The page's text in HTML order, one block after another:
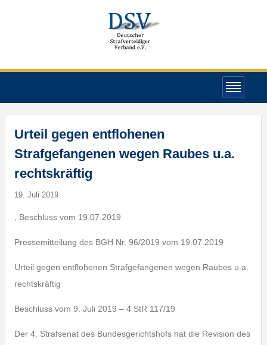
Urteil gegen entflohenen
Strafgefangenen wegen Raubes u.a.
rechtskräftig
19. Juli 2019
, Beschluss vom 19.07.2019
Pressemitteilung des BGH Nr. 96/2019 vom 19.07.2019
Urteil gegen entflohenen Strafgefangenen wegen Raubes u.a.
rechtskräftig
Beschluss vom 9. Juli 2019 – 4 StR 117/19
Der 4. Strafsenat des Bundesgerichtshofs hat die Revision des